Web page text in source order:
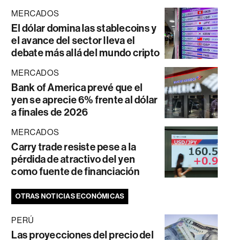
MERCADOS
El dólar domina las stablecoins y
el avance del sector lleva el
debate más allá del mundo cripto
MERCADOS
Bank of America prevé que el
yen se aprecie 6% frente al dólar
a finales de 2026
MERCADOS
Carry trade resiste pese a la
pérdida de atractivo del yen
como fuente de financiación
OTRAS NOTICIAS ECONÓMICAS
PERÚ
Las proyecciones del precio del